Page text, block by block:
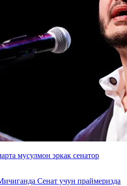
мусулмон эркак сенатор
Сенат учун праймеризда